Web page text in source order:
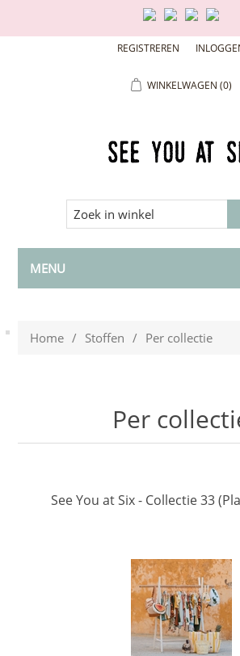
REGISTREREN
WINKELWAGEN (0)
MENU
Home / Stoffen / Per collectie
Per
See You at Six - Collectie 33